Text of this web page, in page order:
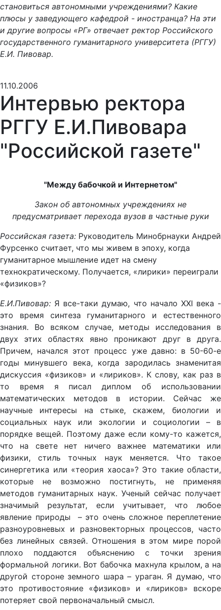
становиться автономными учреждениями? Какие
плюсы у заведующего кафедрой - иностранца? На эти
и другие вопросы «РГ» отвечает ректор Российского
государственного гуманитарного университета (РГГУ)
Е.И. Пивовар.
11.10.2006
Интервью ректора
РГГУ Е.И.Пивовара
"Российской газете"
"Между бабочкой и Интернетом"
Закон об автономных учреждениях не
предусматривает перехода вузов в частные руки
Российская газета: Руководитель Минобрнауки Андрей
Фурсенко считает, что мы живем в эпоху, когда
гуманитарное мышление идет на смену
технократическому. Получается, «лирики» переиграли
«физиков»?
Е.И.Пивовар: Я все-таки думаю, что начало XXI века -
это время синтеза гуманитарного и естественного
знания. Во всяком случае, методы исследования в
двух этих областях явно проникают друг в друга.
Причем, начался этот процесс уже давно: в 50-60-е
годы минувшего века, когда зародилась знаменитая
дискуссия «физиков» и «лириков». К слову, как раз в
то время я писал диплом об использовании
математических методов в истории. Сейчас же
научные интересы на стыке, скажем, биологии и
социальных наук или экологии и социологии – в
порядке вещей. Поэтому даже если кому-то кажется,
что на свете нет ничего важнее математики или
физики, стиль точных наук меняется. Что такое
синергетика или «теория хаоса»? Это такие области,
которые не возможно постигнуть, не применяя
методов гуманитарных наук. Ученый сейчас получает
значимый результат, если учитывает, что любое
явление природы – это очень сложное переплетение
разноуровневых и разновекторных процессов, часто
без линейных связей. Отношения в этом мире порой
плохо поддаются объяснению с точки зрения
формальной логики. Вот бабочка махнула крылом, а на
другой стороне земного шара – ураган. Я думаю, что
это противостояние «физиков» и «лириков» вскоре
потеряет свой первоначальный смысл.